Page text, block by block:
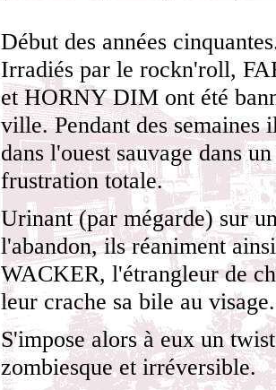
Début des années
Irradiés par le rockn'roll,
et HORNY DIM ont été
ville. Pendant des semaines
dans l'ouest sauvage dans
frustration totale.
Urinant (par mégarde) sur
l'abandon, ils réaniment
WACKER, l'étrangleur de
leur crache sa bile au visage.
S'impose alors à eux un
zombiesque et irréversible.